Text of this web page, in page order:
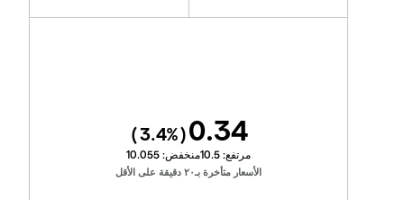
0.34
(
3.4%)
مرتفع: 10.5منخفض: 10.055
الأسعار متأخرة بـ٢٠ دقيقة على الأقل